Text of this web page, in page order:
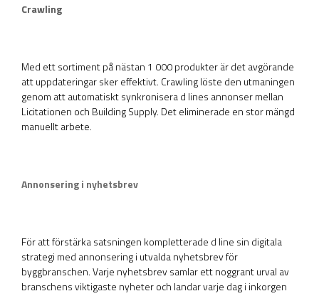
Crawling
Med ett sortiment på nästan 1 000 produkter är det avgörande
att uppdateringar sker effektivt. Crawling löste den utmaningen
genom att automatiskt synkronisera d lines annonser mellan
Licitationen och Building Supply. Det eliminerade en stor mängd
manuellt arbete.
Annonsering i nyhetsbrev
För att förstärka satsningen kompletterade d line sin digitala
strategi med annonsering i utvalda nyhetsbrev för
byggbranschen. Varje nyhetsbrev samlar ett noggrant urval av
branschens viktigaste nyheter och landar varje dag i inkorgen